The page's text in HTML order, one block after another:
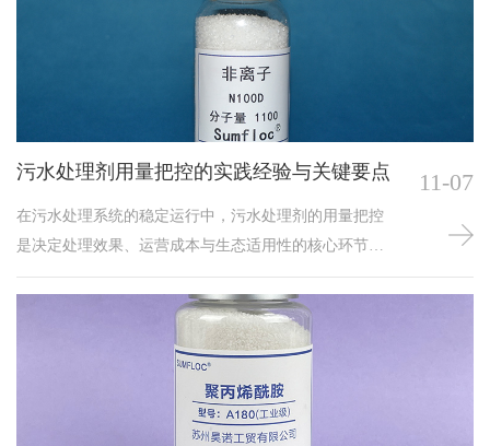
结构，引发一系列生态问题。净水剂作为处理泥浆污水
的核心药剂，其科学选用与规范应用，是实现泥浆污水
有效净化、推动水资源循环利用的关键。结合长期实践
经验，现就净水剂在泥浆污水处理中的应用要点展开分
污水处理剂用量把控的实践经验与关键要点
在污水处理系统的稳定运行中，污水处理剂的用量把控
是决定处理效果、运营成本与生态适用性的核心环节。
用量不足会导致污染物去除不彻底，出水难以达标；用
量过量则不仅增加药剂采购与污泥处置成本，还可能引
入新的化学物质，破坏水体生态平衡或干扰后续生化处
理工艺。因此，积累科学的污水处理剂用量经验，对提
升污水处理效率、降低运营风险具有重要意义。水质特
性是决定污水处理剂用量的首要依据，需根据进水污染
11-07